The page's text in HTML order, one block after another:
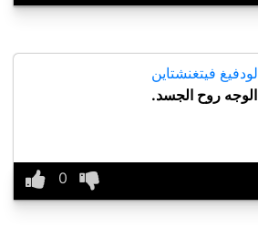
لودفيغ فيتغنشتاين
الوجه روح الجسد.